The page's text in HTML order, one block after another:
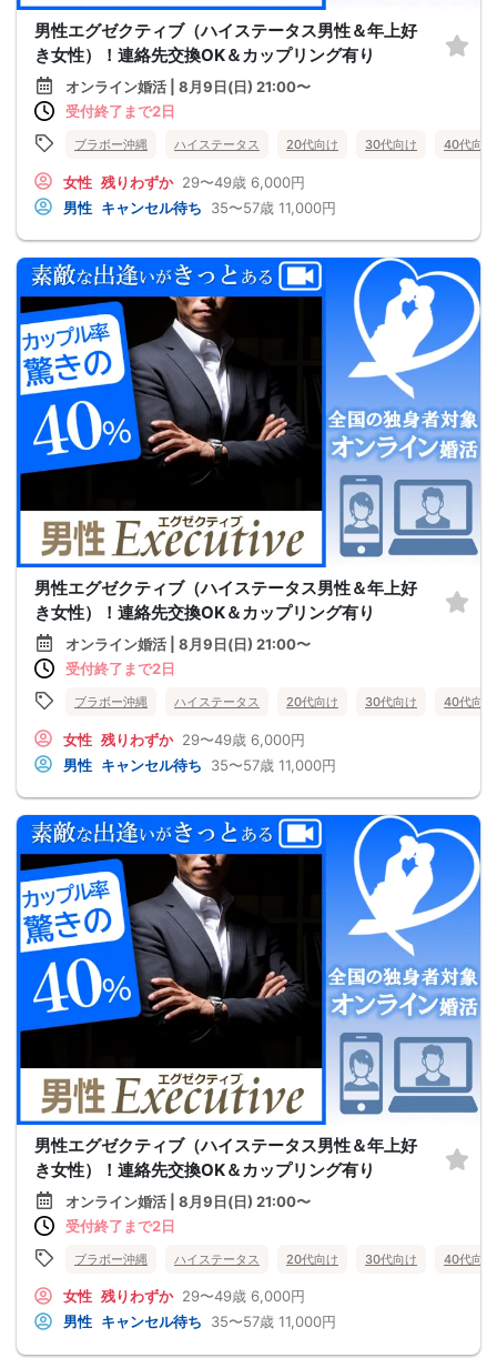
男性エグゼクティブ（ハイステータス男性＆年上好
き女性）！連絡先交換OK＆カップリング有り
オンライン婚活 | 8月9日(日) 21:00〜
受付終了まで2日
ブラボー沖縄 ハイステータス 20代向け 30代向け 40代向け
女性 残りわずか 29〜49歳 6,000円
男性 キャンセル待ち 35〜57歳 11,000円
男性エグゼクティブ（ハイステータス男性＆年上好
き女性）！連絡先交換OK＆カップリング有り
オンライン婚活 | 8月9日(日) 21:00〜
受付終了まで2日
ブラボー沖縄 ハイステータス 20代向け 30代向け 40代向け
女性 残りわずか 29〜49歳 6,000円
男性 キャンセル待ち 35〜57歳 11,000円
男性エグゼクティブ（ハイステータス男性＆年上好
き女性）！連絡先交換OK＆カップリング有り
オンライン婚活 | 8月9日(日) 21:00〜
受付終了まで2日
ブラボー沖縄 ハイステータス 20代向け 30代向け 40代向け
女性 残りわずか 29〜49歳 6,000円
男性 キャンセル待ち 35〜57歳 11,000円